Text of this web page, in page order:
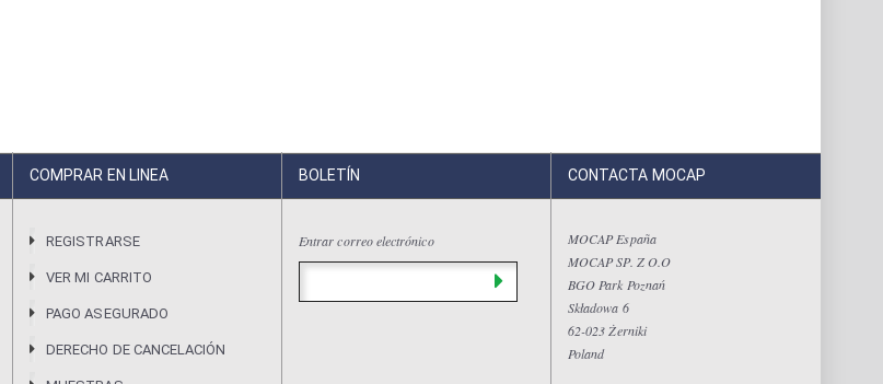
COMPRAR EN LINEA
REGISTRARSE
VER MI CARRITO
PAGO ASEGURADO
DERECHO DE CANCELACIÓN
BOLETÍN
Entrar correo electrónico
CONTACTA MOCAP
MOCAP España
MOCAP SP. Z O.O
BGO Park Poznań
Składowa 6
62-023 Żerniki
Poland